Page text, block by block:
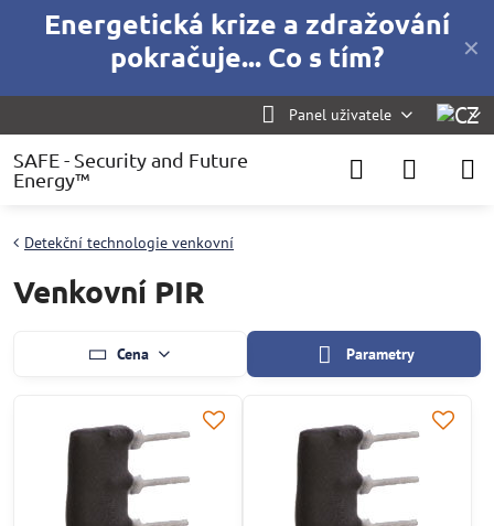
✕
Energetická krize a zdražování
pokračuje... Co s tím?
Panel uživatele
SAFE - Security and Future
Energy™
Detekční technologie venkovní
Venkovní PIR
Cena Parametry